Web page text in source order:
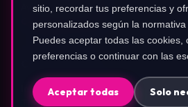
Aviso de Afiliados
Configurar Cookies
COMUNIDAD
Instagram (@ca.rameloraro)
TikTok (@carameloraro.com)
sitio, recordar tus preferencias y
personalizados según la normativa
Puedes aceptar todas las cookies,
preferencias o continuar con las
Aceptar todas Solo